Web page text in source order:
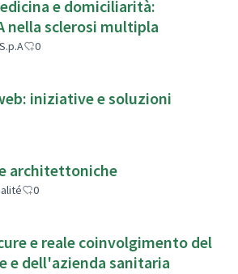
e domiciliarità:
nella sclerosi multipla
0
iniziative e soluzioni
architettoniche
0
e dell'azienda sanitaria